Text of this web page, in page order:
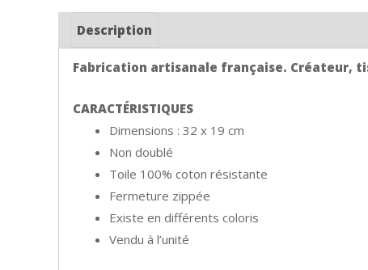
Description
Fabrication artisanale française. Créateur,
CARACTÉRISTIQUES
Dimensions : 32 x 19 cm
Non doublé
Toile 100% coton résistante
Fermeture zippée
Existe en différents coloris
Vendu à l’unité